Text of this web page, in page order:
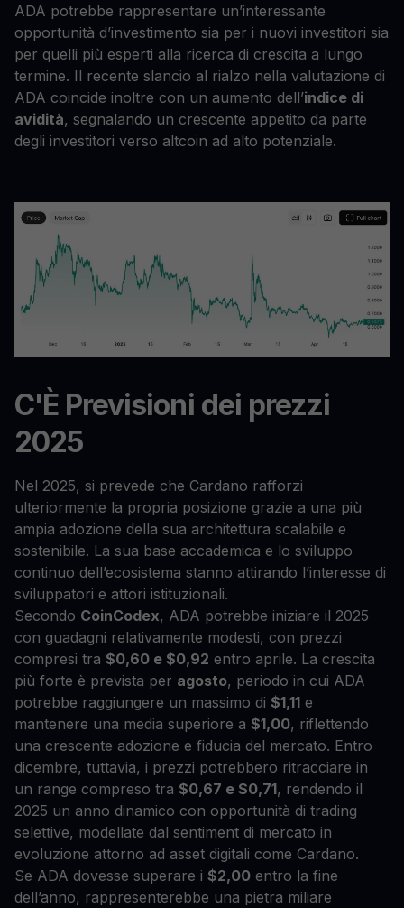
ADA potrebbe rappresentare un’interessante
opportunità d’investimento sia per i nuovi investitori sia
per quelli più esperti alla ricerca di crescita a lungo
termine. Il recente slancio al rialzo nella valutazione di
ADA coincide inoltre con un aumento dell’indice di
avidità, segnalando un crescente appetito da parte
degli investitori verso altcoin ad alto potenziale.
C'È Previsioni dei prezzi
2025
Nel 2025, si prevede che Cardano rafforzi
ulteriormente la propria posizione grazie a una più
ampia adozione della sua architettura scalabile e
sostenibile. La sua base accademica e lo sviluppo
continuo dell’ecosistema stanno attirando l’interesse di
sviluppatori e attori istituzionali.
Secondo CoinCodex, ADA potrebbe iniziare il 2025
con guadagni relativamente modesti, con prezzi
compresi tra $0,60 e $0,92 entro aprile. La crescita
più forte è prevista per agosto, periodo in cui ADA
potrebbe raggiungere un massimo di $1,11 e
mantenere una media superiore a $1,00, riflettendo
una crescente adozione e fiducia del mercato. Entro
dicembre, tuttavia, i prezzi potrebbero ritracciare in
un range compreso tra $0,67 e $0,71, rendendo il
2025 un anno dinamico con opportunità di trading
selettive, modellate dal sentiment di mercato in
evoluzione attorno ad asset digitali come Cardano.
Se ADA dovesse superare i $2,00 entro la fine
dell’anno, rappresenterebbe una pietra miliare